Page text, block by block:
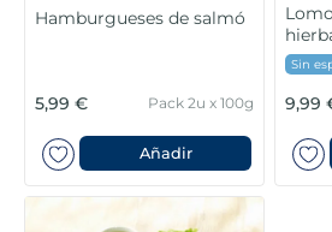
Hamburgueses de salmó
5,99 € Pack 2u x 100g
Añadir
Sin
9,99